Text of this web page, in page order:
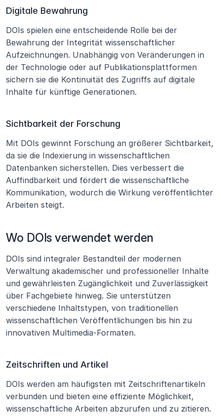
Digitale Bewahrung
DOIs spielen eine entscheidende Rolle bei der
Bewahrung der Integrität wissenschaftlicher
Aufzeichnungen. Unabhängig von Veränderungen in
der Technologie oder auf Publikationsplattformen
sichern sie die Kontinuität des Zugriffs auf digitale
Inhalte für künftige Generationen.
Sichtbarkeit der Forschung
Mit DOIs gewinnt Forschung an größerer Sichtbarkeit,
da sie die Indexierung in wissenschaftlichen
Datenbanken sicherstellen. Dies verbessert die
Auffindbarkeit und fördert die wissenschaftliche
Kommunikation, wodurch die Wirkung veröffentlichter
Arbeiten steigt.
Wo DOIs verwendet werden
DOIs sind integraler Bestandteil der modernen
Verwaltung akademischer und professioneller Inhalte
und gewährleisten Zugänglichkeit und Zuverlässigkeit
über Fachgebiete hinweg. Sie unterstützen
verschiedene Inhaltstypen, von traditionellen
wissenschaftlichen Veröffentlichungen bis hin zu
innovativen Multimedia-Formaten.
Zeitschriften und Artikel
DOIs werden am häufigsten mit Zeitschriftenartikeln
verbunden und bieten eine effiziente Möglichkeit,
wissenschaftliche Arbeiten abzurufen und zu zitieren.